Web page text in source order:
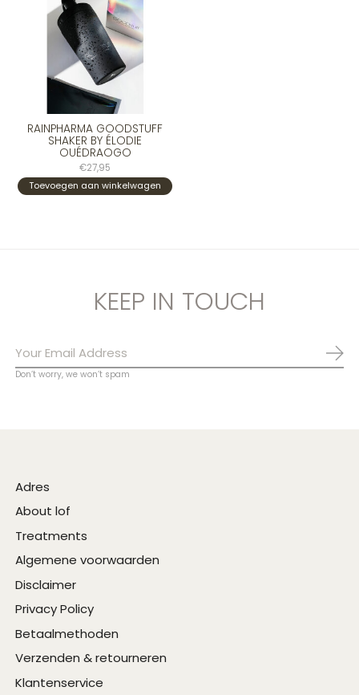
RAINPHARMA GOODSTUFF
SHAKER BY ÉLODIE
OUÉDRAOGO
€27,95
Toevoegen aan winkelwagen
KEEP IN TOUCH
Don’t worry, we won’t spam
Adres
About lof
Treatments
Algemene voorwaarden
Disclaimer
Privacy Policy
Betaalmethoden
Verzenden & retourneren
Klantenservice